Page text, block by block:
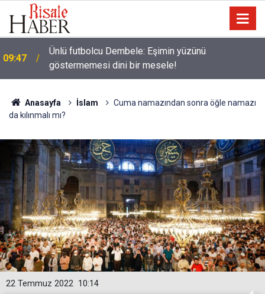
09:47
Ünlü futbolcu Dembele: Eşimin yüzünü
göstermemesi dini bir mesele!
Anasayfa İslam
Cuma namazından sonra öğle namazı
da kılınmalı mı?
10:14
22 Temmuz 2022